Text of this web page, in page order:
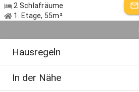
2 Schlafräume
1. Etage, 55m²
Hausregeln
In der Nähe